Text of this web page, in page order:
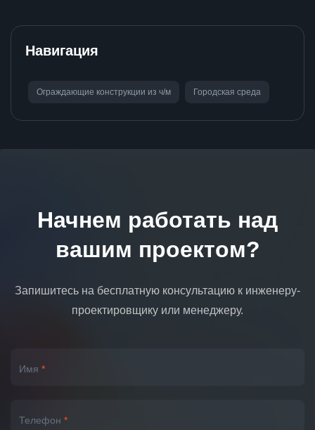
Навигация
Ограждающие конструкции из ч/м Городская среда
Начнем работать над
вашим проектом?
Запишитесь на бесплатную консультацию к инженеру-
проектировщику или менеджеру.
Имя *
Телефон *